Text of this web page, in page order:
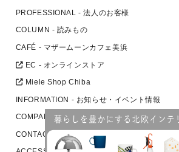
PROFESSIONAL - 法人のお客様
COLUMN - 読みもの
CAFÉ - マザームーンカフェ美浜
EC - オンラインストア
Miele Shop Chiba
INFORMATION - お知らせ・イベント情報
COMPANY - 会社概要
CONTACT - お問い合わせ・資料請求・見学予約